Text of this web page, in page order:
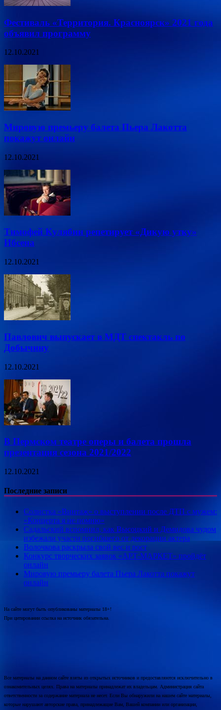
Фестиваль «Территория. Красноярск» 2021 года
объявил программу
12.10.2021
Мировую премьеру балета Пьера Лакотта
покажут онлайн
12.10.2021
Тимофей Кулябин репетирует «Дикую утку»
Ибсена
12.10.2021
Павлович выпускает в МДТ спектакль по
Добычину
12.10.2021
В Пермском театре оперы и балета прошла
презентация сезона 2021/2022
12.10.2021
Последние записи
Солистка «Винтаж» о выступлении после ДТП с мужем:
«Концерта я не помню»
Садальский вспомнил, как Высоцкий и Демидова чудом
избежали участи погибшего от декорации актера
Волочкова раскрыла свой вес и рост
Конкурс творческих заявок «АРТ-МАРКЕТ» пройдёт
онлайн
Мировую премьеру балета Пьера Лакотта покажут
онлайн
На сайте могут быть опубликованы материалы 18+!
При цитировании ссылка на источник обязательна.
Все материалы на данном сайте взяты из открытых источников и предоставляются исключительно в
ознакомительных целях. Права на материалы принадлежат их владельцам. Администрация сайта
ответственности за содержание материала не несет. Если Вы обнаружили на нашем сайте материалы,
которые нарушают авторские права, принадлежащие Вам, Вашей компании или организации,